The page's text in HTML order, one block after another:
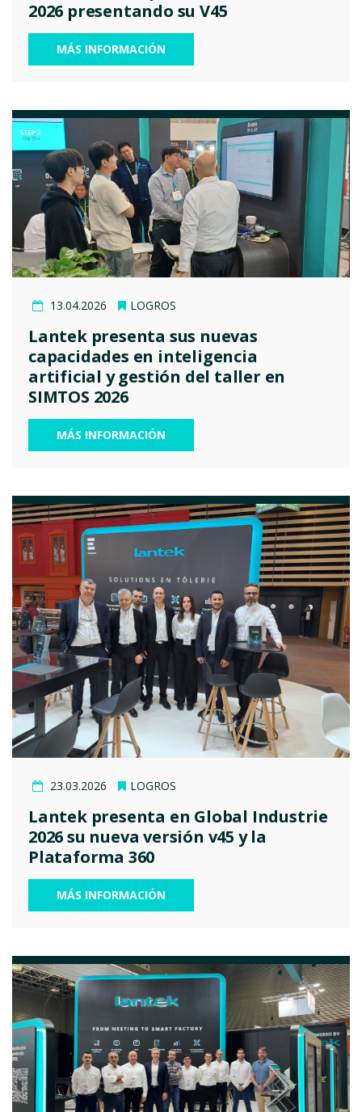
2026 presentando su V45
MÁS INFORMACIÓN
13.04.2026 LOGROS
Lantek presenta sus nuevas
capacidades en inteligencia
artificial y gestión del taller en
SIMTOS 2026
MÁS INFORMACIÓN
23.03.2026 LOGROS
Lantek presenta en Global Industrie
2026 su nueva versión v45 y la
Plataforma 360
MÁS INFORMACIÓN